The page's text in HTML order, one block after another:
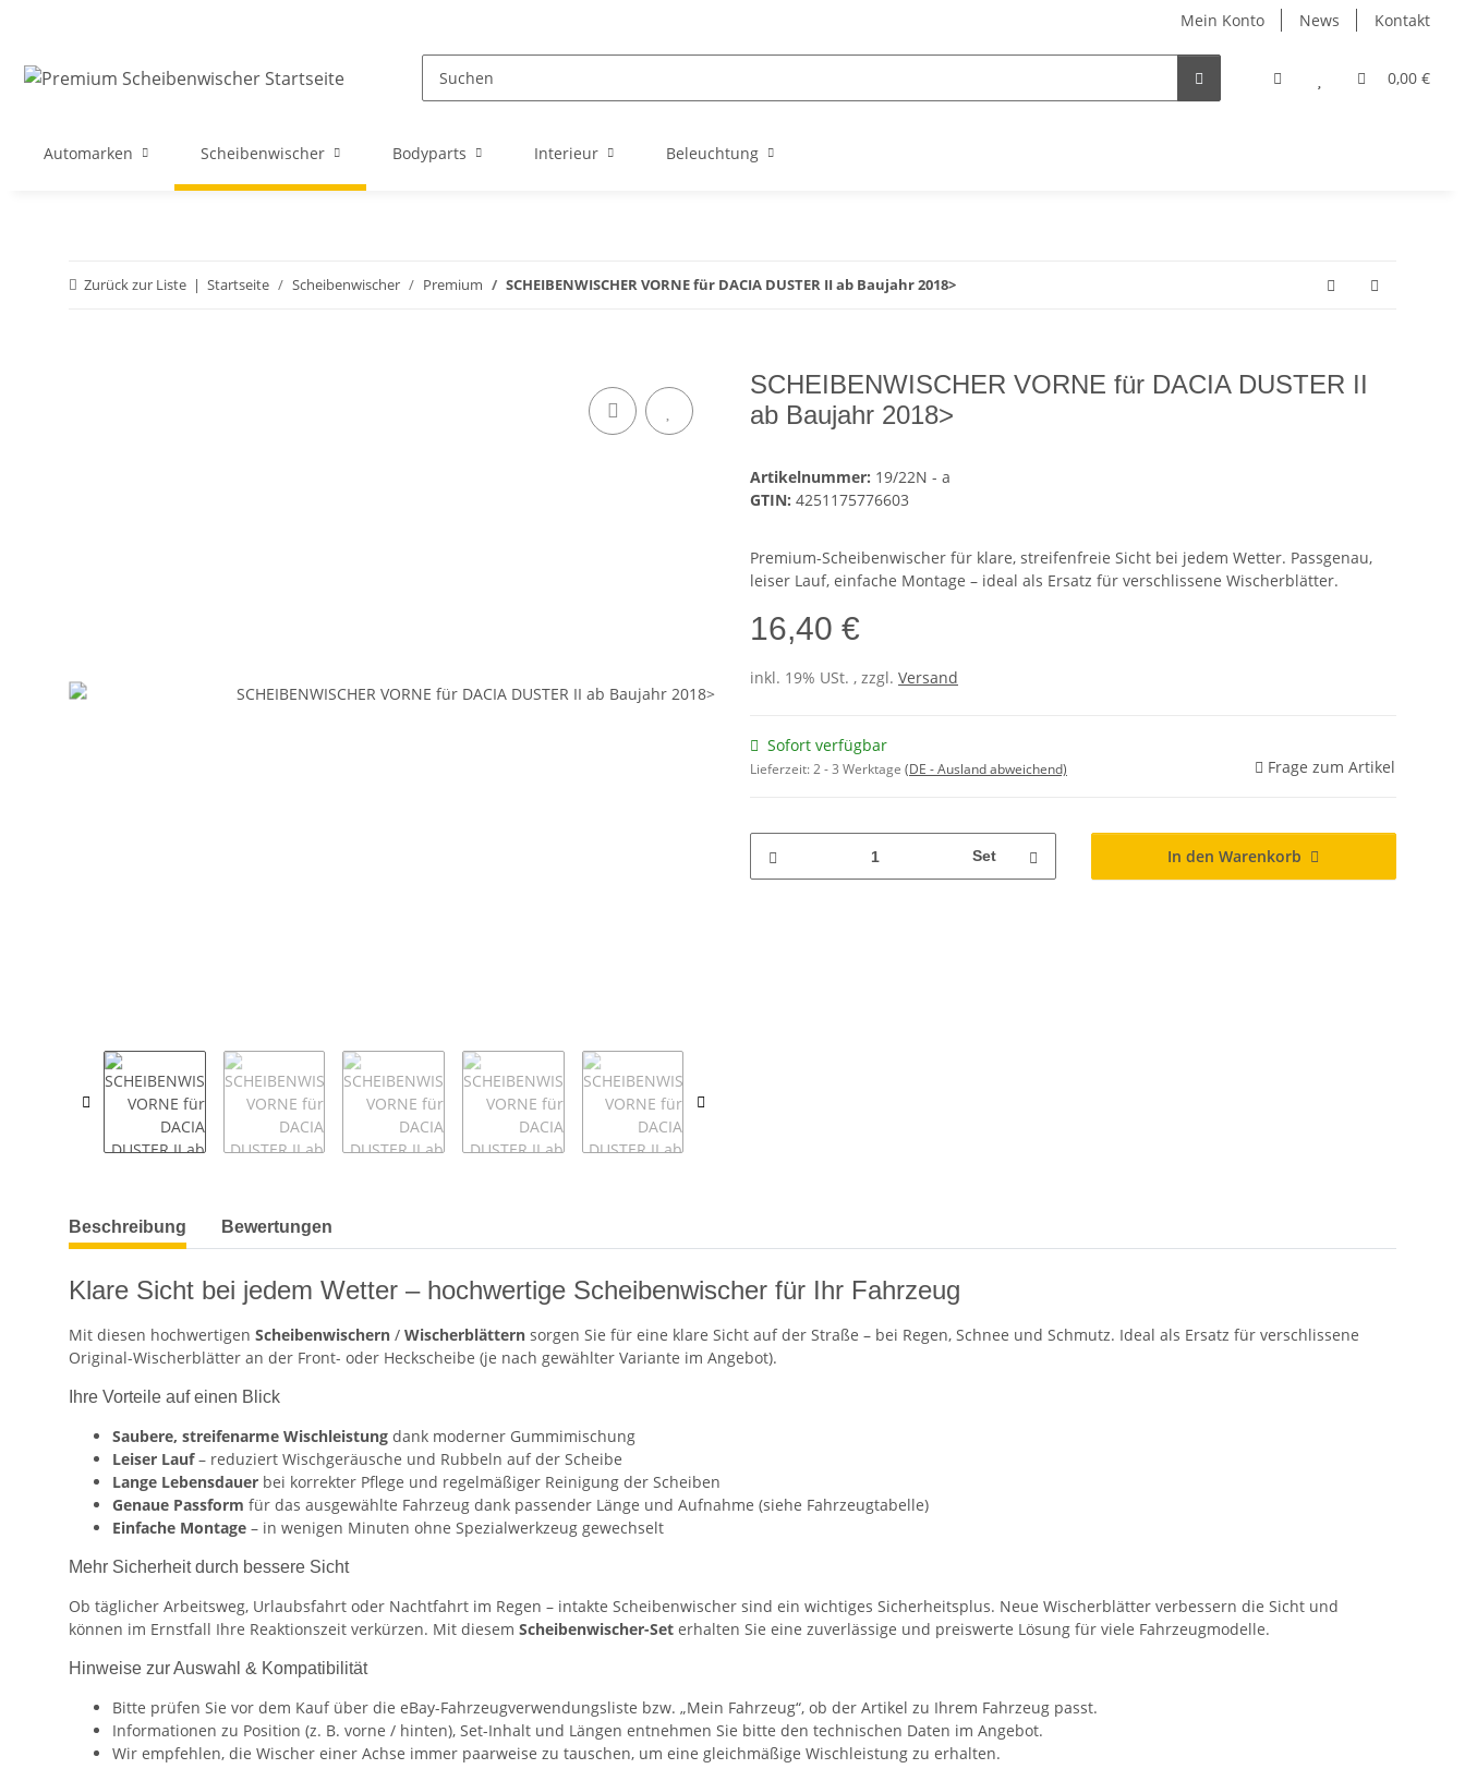
Mein Konto News Kontakt
0,00 €
Automarken Scheibenwischer Bodyparts Interieur Beleuchtung
Zurück zur Liste Startseite Scheibenwischer Premium SCHEIBENWISCHER VORNE für DACIA DUSTER II ab Baujahr 2018>
SCHEIBENWISCHER VORNE für DACIA DUSTER II
ab Baujahr 2018>
Artikelnummer: 19/22N - a
GTIN: 4251175776603
Premium-Scheibenwischer für klare, streifenfreie Sicht bei jedem Wetter. Passgenau,
leiser Lauf, einfache Montage – ideal als Ersatz für verschlissene Wischerblätter.
16,40 €
inkl. 19% USt. , zzgl. Versand
Sofort verfügbar
Lieferzeit:2 - 3 Werktage (DE - Ausland abweichend) Frage zum Artikel
Set In den Warenkorb
weitere Registerkarten anzeigen
Beschreibung Bewertungen
Klare Sicht bei jedem Wetter – hochwertige Scheibenwischer für Ihr Fahrzeug
Mit diesen hochwertigen Scheibenwischern / Wischerblättern sorgen Sie für eine klare Sicht auf der Straße – bei Regen, Schnee und Schmutz. Ideal als Ersatz für verschlissene
Original-Wischerblätter an der Front- oder Heckscheibe (je nach gewählter Variante im Angebot).
Ihre Vorteile auf einen Blick
Saubere, streifenarme Wischleistung dank moderner Gummimischung
Leiser Lauf– reduziert Wischgeräusche und Rubbeln auf der Scheibe
Lange Lebensdauer bei korrekter Pflege und regelmäßiger Reinigung der Scheiben
Genaue Passform für das ausgewählte Fahrzeug dank passender Länge und Aufnahme (siehe Fahrzeugtabelle)
Einfache Montage – in wenigen Minuten ohne Spezialwerkzeug gewechselt
Mehr Sicherheit durch bessere Sicht
Ob täglicher Arbeitsweg, Urlaubsfahrt oder Nachtfahrt im Regen – intakte Scheibenwischer sind ein wichtiges Sicherheitsplus. Neue Wischerblätter verbessern die Sicht und
können im Ernstfall Ihre Reaktionszeit verkürzen. Mit diesem Scheibenwischer-Set erhalten Sie eine zuverlässige und preiswerte Lösung für viele Fahrzeugmodelle.
Hinweise zur Auswahl & Kompatibilität
Bitte prüfen Sie vor dem Kauf über die eBay-Fahrzeugverwendungsliste bzw. „Mein Fahrzeug“, ob der Artikel zu Ihrem Fahrzeug passt.
Informationen zu Position (z. B. vorne / hinten), Set-Inhalt und Längen entnehmen Sie bitte den technischen Daten im Angebot.
Wir empfehlen, die Wischer einer Achse immer paarweise zu tauschen, um eine gleichmäßige Wischleistung zu erhalten.